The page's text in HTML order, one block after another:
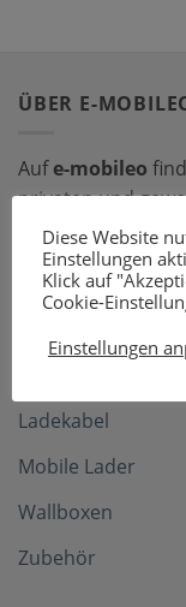
ÜBER E-
Aufe-mobileo
privaten und
bei einem
passenden
gerüstet!
LADEZUBEHÖR
Ladekabel
Mobile Lader
Wallboxen
Zubehör
Diese Website
Einstellungen
Klick auf
Cookie-
Einstellungen